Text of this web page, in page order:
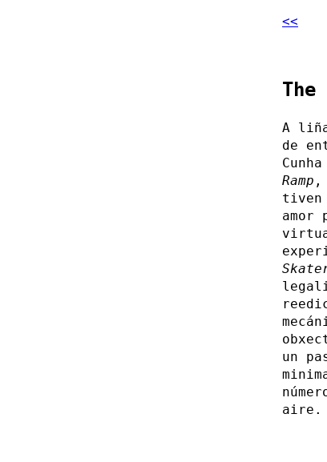
<<
The
A
de
Ramp ,
tiven
amor
un
aire.